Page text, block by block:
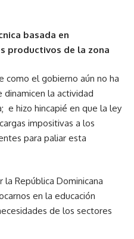
basada en
productivos de la zona
como el gobierno aún no ha
la actividad
e hizo hincapié en que la ley
impositivas a los
para paliar esta
la República Dominicana
en la educación
de los sectores